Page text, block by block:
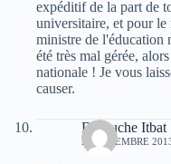
expéditif de la part de
universitaire, et pour le
ministre de l'éducation
été très mal gérée,
nationale ! Je vous
causer.
Di3ouche Itbat
23 DÉCEMBRE